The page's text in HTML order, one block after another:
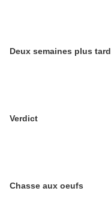
Deux semaines plus tard
Verdict
Chasse aux oeufs